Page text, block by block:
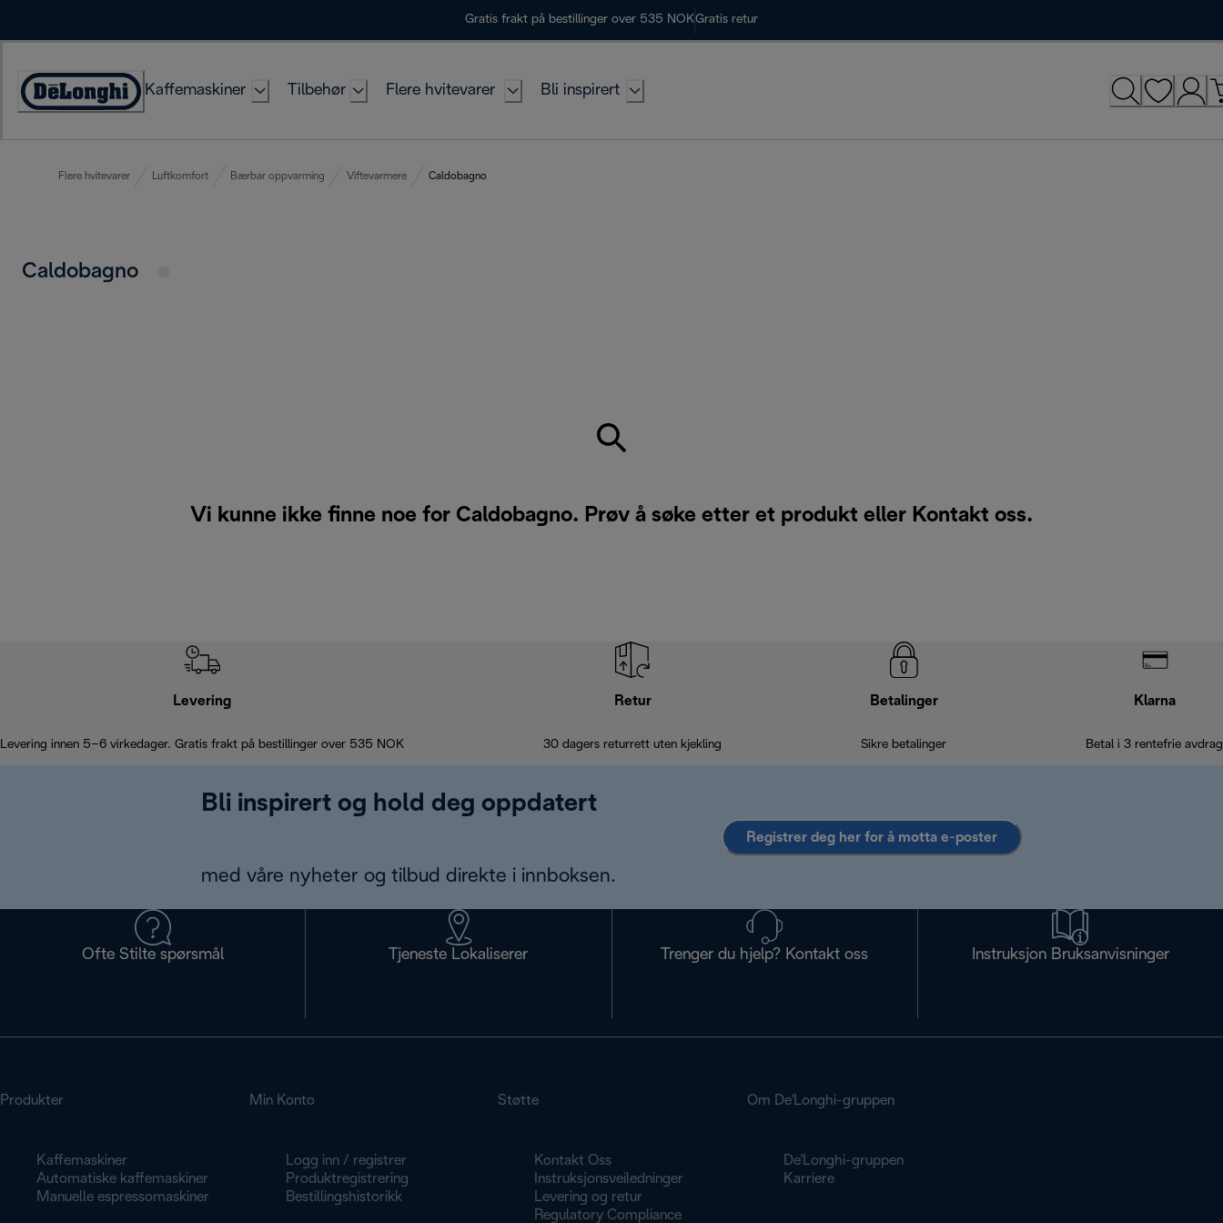
Gratis frakt på bestillinger over 535 NOKGratis retur
Accessibility
Kaffemaskiner Tilbehør Flere hvitevarer Bli inspirert
Flere hvitevarer Luftkomfort Bærbar oppvarming Viftevarmere Caldobagno
Caldobagno
Vi kunne ikke finne noe for Caldobagno. Prøv å søke etter et produkt eller Kontakt oss.
Levering
Levering innen 5–6 virkedager. Gratis frakt på bestillinger over 535 NOK
Retur
30 dagers returrett uten kjekling
Betalinger
Sikre betalinger
Klarna
Betal i 3 rentefrie avdrag
Bli inspirert og hold deg oppdatert
med våre nyheter og tilbud direkte i innboksen.
Registrer deg her for å motta e-poster
Ofte Stilte spørsmål Tjeneste Lokaliserer Trenger du hjelp? Kontakt oss Instruksjon Bruksanvisninger
Produkter
Kaffemaskiner
Automatiske kaffemaskiner
Manuelle espressomaskiner
Min Konto
Logg inn / registrer
Produktregistrering
Bestillingshistorikk
Støtte
Kontakt Oss
Instruksjonsveiledninger
Levering og retur
Regulatory Compliance
Om De'Longhi-gruppen
De'Longhi-gruppen
Karriere